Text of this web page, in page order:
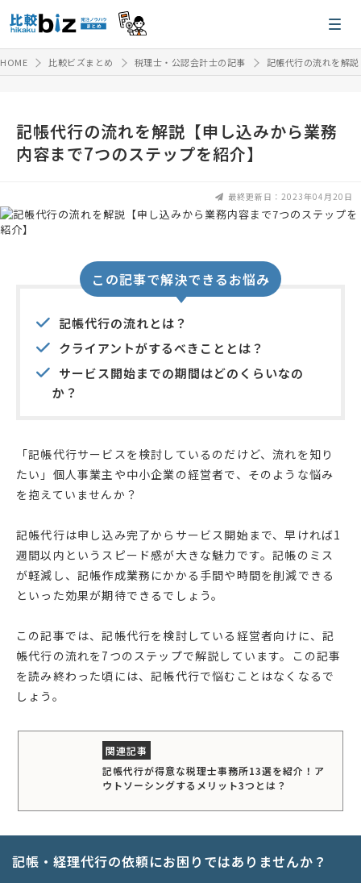
HOME 比較ビズまとめ 税理士・公認会計士の記事 記帳代行の流れを解
記帳代行の流れを解説【申し込みから業務
内容まで7つのステップを紹介】
最終更新日：2023年04月20日
この記事で解決できるお悩み
記帳代行の流れとは？
クライアントがするべきこととは？
サービス開始までの期間はどのくらいなの
か？
「記帳代行サービスを検討しているのだけど、流れを知り
たい」個人事業主や中小企業の経営者で、そのような悩み
を抱えていませんか？
記帳代行は申し込み完了からサービス開始まで、早ければ1
週間以内というスピード感が大きな魅力です。記帳のミス
が軽減し、記帳作成業務にかかる手間や時間を削減できる
といった効果が期待できるでしょう。
この記事では、記帳代行を検討している経営者向けに、記
帳代行の流れを7つのステップで解説しています。この記事
を読み終わった頃には、記帳代行で悩むことはなくなるで
しょう。
記帳代行が得意な税理士事務所13選を紹介！ア
ウトソーシングするメリット3つとは？
記帳・経理代行の依頼にお困りではありませんか？